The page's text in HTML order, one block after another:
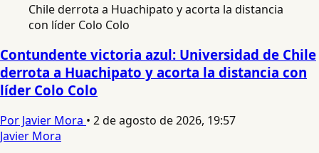
Contundente victoria azul: Universidad de Chile
derrota a Huachipato y acorta la distancia con
líder Colo Colo
Por Javier Mora • 2 de agosto de 2026, 19:57
Javier Mora